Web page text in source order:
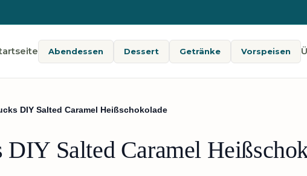
Abendessen Dessert Getränke Vorspeisen
DIY Salted Caramel Heißschokolade
DIY Salted Caramel